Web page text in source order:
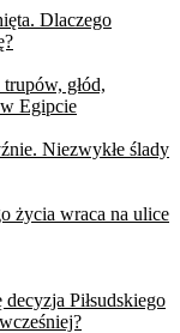
Dlaczego
głód,
Egipcie
Niezwykłe ślady
życia wraca na ulice
Piłsudskiego